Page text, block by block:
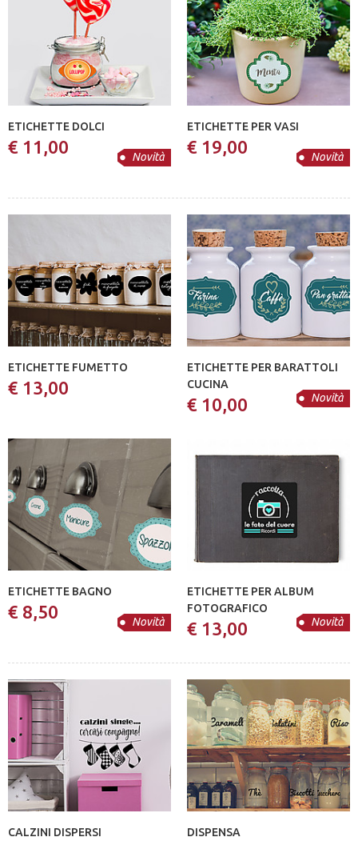
Novità
ETICHETTE DOLCI
€ 11,00 Novità
ETICHETTE PER VASI
€ 19,00
ETICHETTE FUMETTO
€ 13,00 Novità
ETICHETTE PER BARATTOLI
CUCINA
€ 10,00
Novità
ETICHETTE BAGNO
€ 8,50 Novità
ETICHETTE PER ALBUM
FOTOGRAFICO
€ 13,00
CALZINI DISPERSI DISPENSA